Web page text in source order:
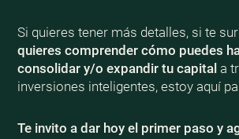
Si quieres tener más detalles, si te
quieres comprender cómo puedes
consolidar y/o expandir tu capital a
inversiones inteligentes, estoy aquí
Te invito a dar hoy el primer paso y